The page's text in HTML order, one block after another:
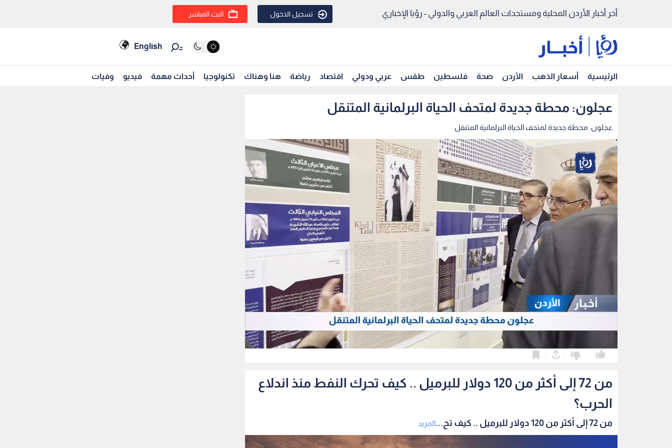
آخر أخبار الأردن المحلية ومستجدات العالم العربي والدولي - رؤيا الإخباري تسجيل الدخول البث المباشر
English
الرئيسية أسعار الذهب الأردن صحة فلسطين طقس عربي ودولي اقتصاد رياضة هنا وهناك تكنولوجيا أحداث مهمة فيديو وفيات
عجلون: محطة جديدة لمتحف الحياة البرلمانية المتنقل
عجلون: محطة جديدة لمتحف الحياة البرلمانية المتنقل
من 72 إلى أكثر من 120 دولار للبرميل .. كيف تحرك النفط منذ اندلاع
الحرب؟
من 72 إلى أكثر من 120 دولار للبرميل .. كيف تح... المزيد